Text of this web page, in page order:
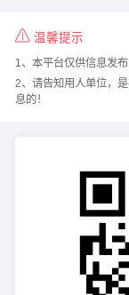
温馨提示
1、本平台仅供信息发
2、请告知用人单位，
息的！